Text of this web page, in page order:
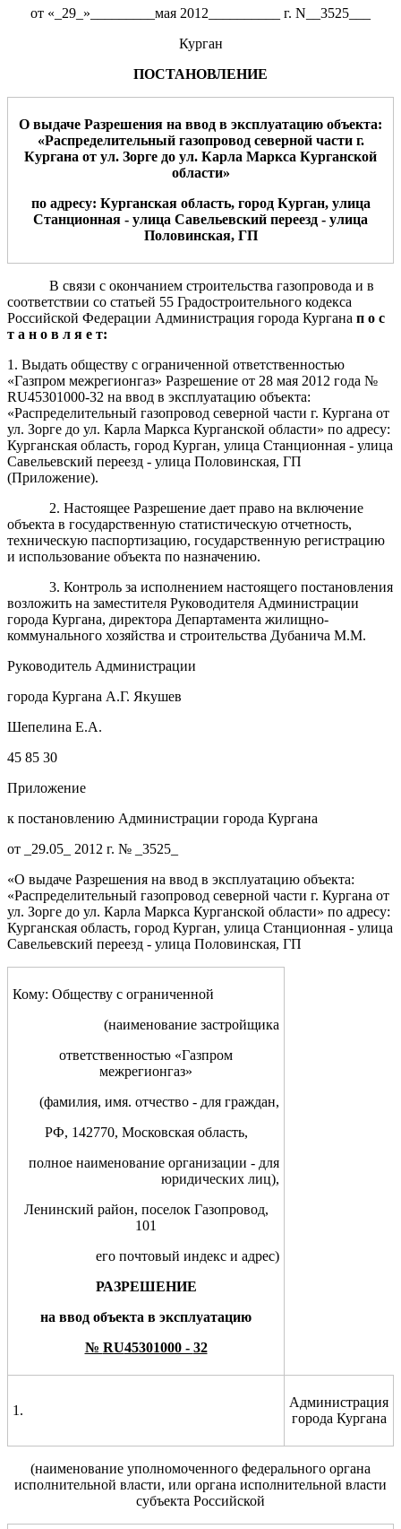
от «_29_»_________мая 2012__________ г. N__3525___
Курган
ПОСТАНОВЛЕНИЕ
О выдаче Разрешения на ввод в эксплуатацию объекта:
«Распределительный газопровод северной части г.
Кургана от ул. Зорге до ул. Карла Маркса Курганской
области»
по адресу: Курганская область, город Курган, улица
Станционная - улица Савельевский переезд - улица
Половинская, ГП
В связи с окончанием строительства газопровода и в
соответствии со статьей 55 Градостроительного кодекса
Российской Федерации Администрация города Кургана п о с
т а н о в л я е т:
1. Выдать обществу с ограниченной ответственностью
«Газпром межрегионгаз» Разрешение от 28 мая 2012 года №
RU45301000-32 на ввод в эксплуатацию объекта:
«Распределительный газопровод северной части г. Кургана от
ул. Зорге до ул. Карла Маркса Курганской области» по адресу:
Курганская область, город Курган, улица Станционная - улица
Савельевский переезд - улица Половинская, ГП
(Приложение).
2. Настоящее Разрешение дает право на включение
объекта в государственную статистическую отчетность,
техническую паспортизацию, государственную регистрацию
и использование объекта по назначению.
3. Контроль за исполнением настоящего постановления
возложить на заместителя Руководителя Администрации
города Кургана, директора Департамента жилищно-
коммунального хозяйства и строительства Дубанича М.М.
Руководитель Администрации
города Кургана А.Г. Якушев
Шепелина Е.А.
45 85 30
Приложение
к постановлению Администрации города Кургана
от _29.05_ 2012 г. № _3525_
«О выдаче Разрешения на ввод в эксплуатацию объекта:
«Распределительный газопровод северной части г. Кургана от
ул. Зорге до ул. Карла Маркса Курганской области» по адресу:
Курганская область, город Курган, улица Станционная - улица
Савельевский переезд - улица Половинская, ГП
Кому: Обществу с ограниченной
(наименование застройщика
ответственностью «Газпром
межрегионгаз»
(фамилия, имя. отчество - для граждан,
РФ, 142770, Московская область,
полное наименование организации - для
юридических лиц),
Ленинский район, поселок Газопровод,
101
его почтовый индекс и адрес)
РАЗРЕШЕНИЕ
на ввод объекта в эксплуатацию
№ RU45301000 - 32
1.
Администрация
города Кургана
(наименование уполномоченного федерального органа
исполнительной власти, или органа исполнительной власти
субъекта Российской